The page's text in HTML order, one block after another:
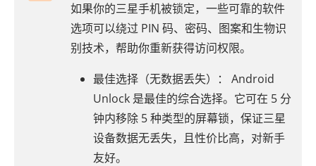
如果你的三星手机被锁定，一些可靠的软件
选项可以绕过 PIN 码、密码、图案和生物识
别技术，帮助你重新获得访问权限。
最佳选择（无数据丢失）： Android
Unlock 是最佳的综合选择。它可在 5 分
钟内移除 5 种类型的屏幕锁，保证三星
设备数据无丢失，且性价比高，对新手
友好。